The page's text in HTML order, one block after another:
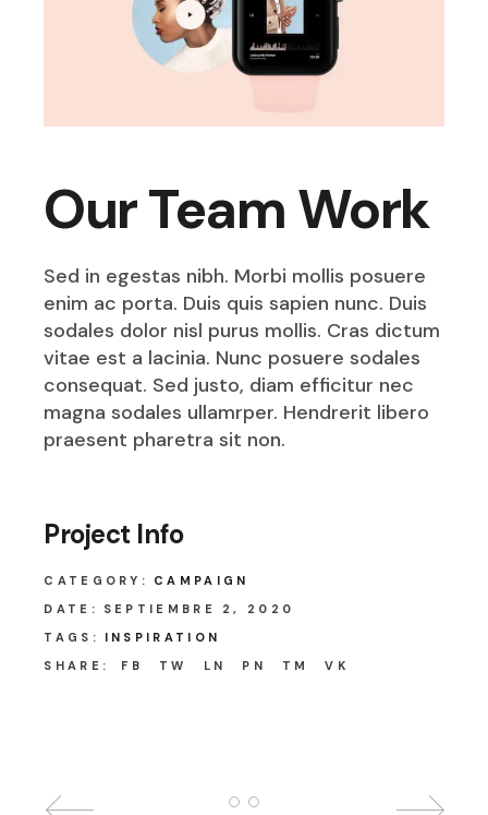
Our Team Work
Sed in egestas nibh. Morbi mollis posuere
enim ac porta. Duis quis sapien nunc. Duis
sodales dolor nisl purus mollis. Cras dictum
vitae est a lacinia. Nunc posuere sodales
consequat. Sed justo, diam efficitur nec
magna sodales ullamrper. Hendrerit libero
praesent pharetra sit non.
Project Info
CATEGORY:
CAMPAIGN
DATE:
SEPTIEMBRE 2, 2020
TAGS:
INSPIRATION
SHARE:
FB TW LN PN TM VK